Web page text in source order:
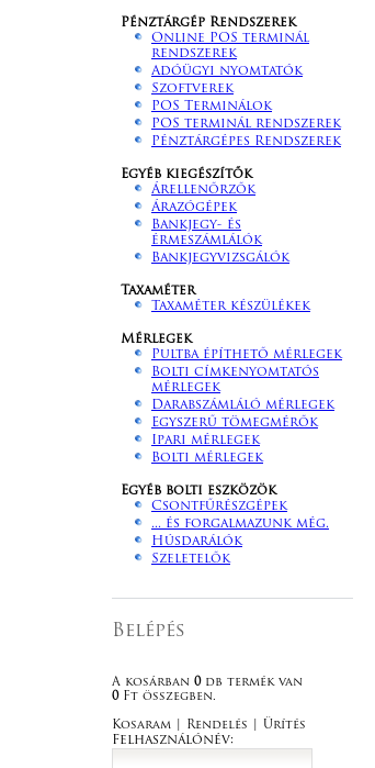
Pénztárgép Rendszerek
Online POS terminál
rendszerek
Adóügyi nyomtatók
Szoftverek
POS Terminálok
POS terminál rendszerek
Pénztárgépes Rendszerek
Egyéb kiegészítők
Árellenőrzők
Árazógépek
Bankjegy- és
érmeszámlálók
Bankjegyvizsgálók
Taxaméter
Taxaméter készülékek
Mérlegek
Pultba építhető mérlegek
Bolti címkenyomtatós
mérlegek
Darabszámláló mérlegek
Egyszerű tömegmérők
Ipari mérlegek
Bolti mérlegek
Egyéb bolti eszközök
Csontfűrészgépek
... és forgalmazunk még.
Húsdarálók
Szeletelők
Belépés
A kosárban 0db termék van
0Ft összegben.
Kosaram Rendelés Ürítés
Felhasználónév: